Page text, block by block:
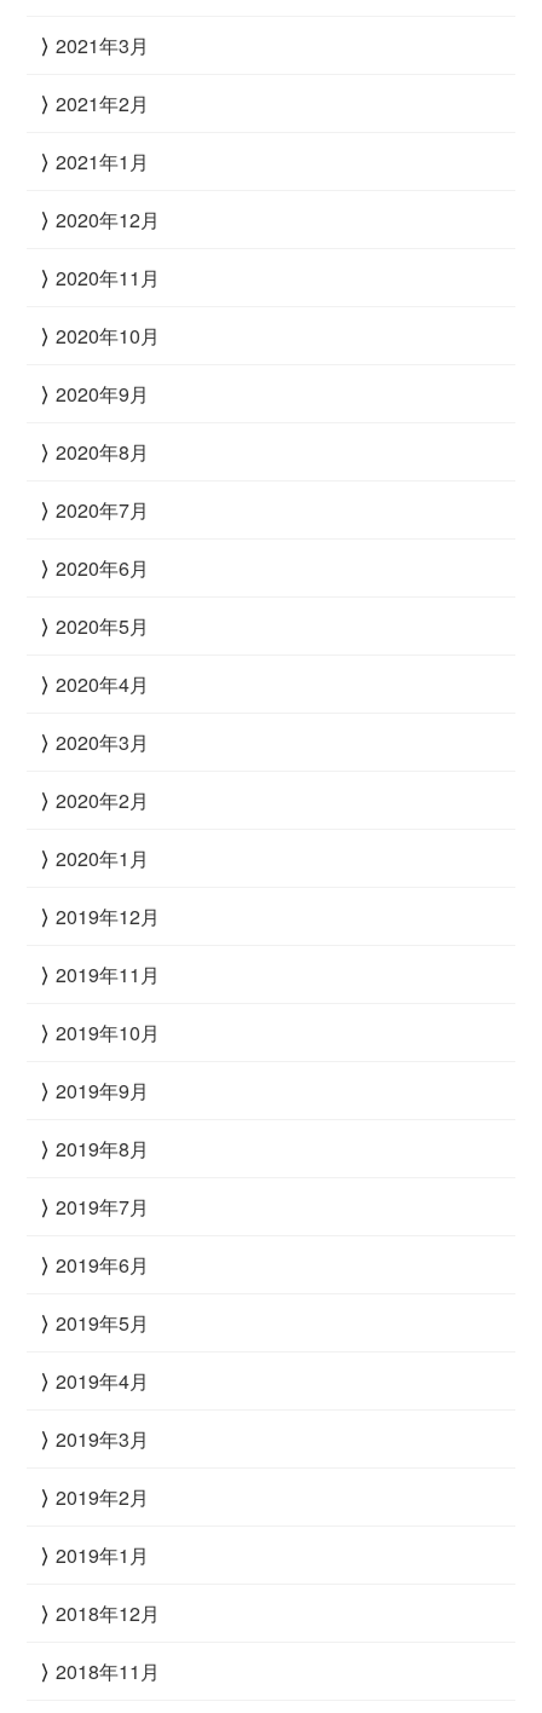
2021年3月
2021年2月
2021年1月
2020年12月
2020年11月
2020年10月
2020年9月
2020年8月
2020年7月
2020年6月
2020年5月
2020年4月
2020年3月
2020年2月
2020年1月
2019年12月
2019年11月
2019年10月
2019年9月
2019年8月
2019年7月
2019年6月
2019年5月
2019年4月
2019年3月
2019年2月
2019年1月
2018年12月
2018年11月